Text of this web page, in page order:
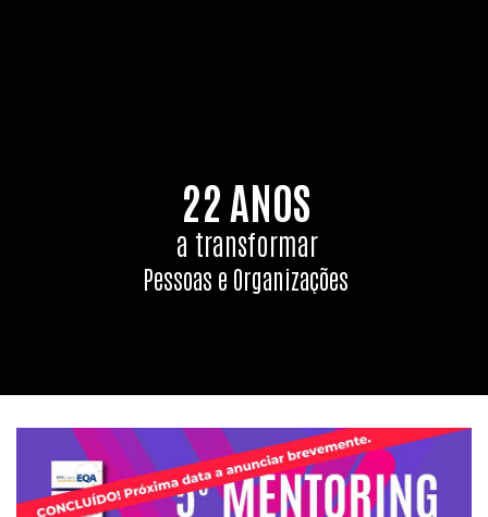
22 ANOS
a transformar
Pessoas e Organizações